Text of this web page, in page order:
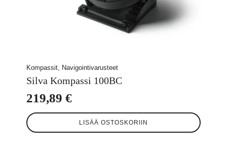
Kompassit, Navigointivarusteet
Silva Kompassi 100BC
219,89 €
LISÄÄ OSTOSKORIIN